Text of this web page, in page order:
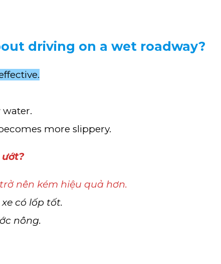
driving on a wet roadway?
water.
more slippery.
nên kém hiệu quả hơn.
có lốp tốt.
nông.